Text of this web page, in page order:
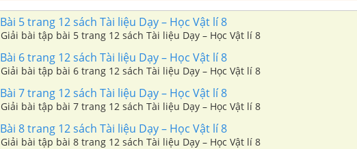
Bài 5 trang 12 sách Tài liệu Dạy – Học Vật lí 8
Giải bài tập bài 5 trang 12 sách Tài liệu Dạy – Học Vật lí 8
Bài 6 trang 12 sách Tài liệu Dạy – Học Vật lí 8
Giải bài tập bài 6 trang 12 sách Tài liệu Dạy – Học Vật lí 8
Bài 7 trang 12 sách Tài liệu Dạy – Học Vật lí 8
Giải bài tập bài 7 trang 12 sách Tài liệu Dạy – Học Vật lí 8
Bài 8 trang 12 sách Tài liệu Dạy – Học Vật lí 8
Giải bài tập bài 8 trang 12 sách Tài liệu Dạy – Học Vật lí 8